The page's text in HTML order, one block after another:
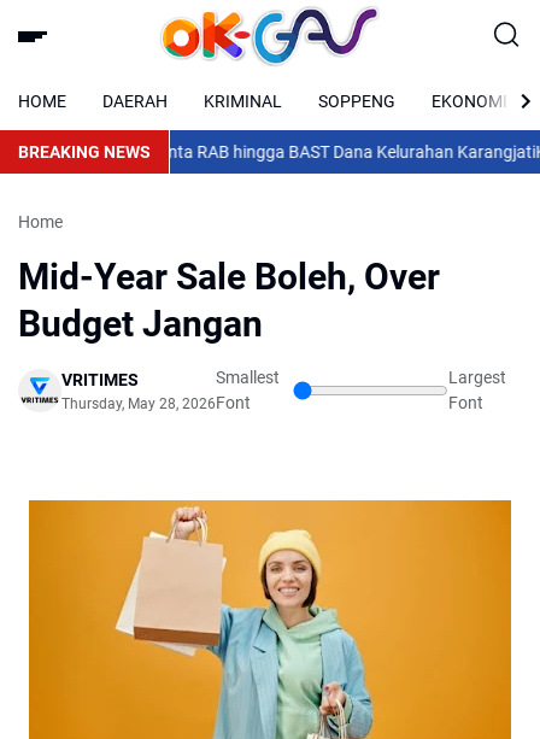
HOME DAERAH KRIMINAL SOPPENG EKONOMI
BREAKING NEWS
Warga Minta RAB hingga BAST Dana Kelurahan Karangjati
Home
Mid-Year Sale Boleh, Over
Budget Jangan
VRITIMES
Thursday, May 28, 2026
Smallest
Font
Largest
Font